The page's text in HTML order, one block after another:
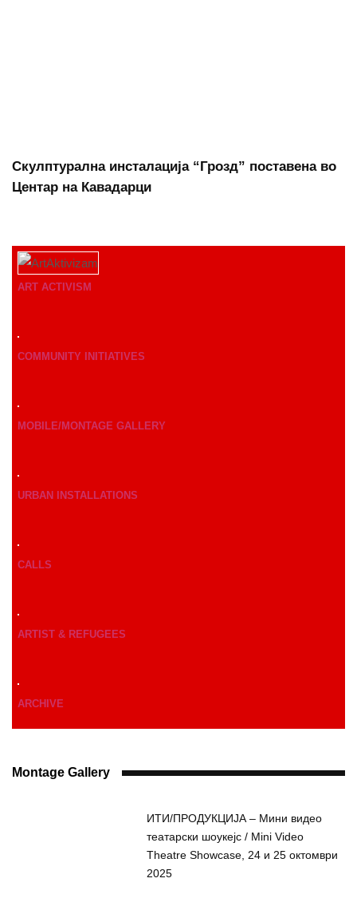
Скулптурална инсталација “Грозд” поставена во
Центар на Кавадарци
ART ACTIVISM
COMMUNITY INITIATIVES
MOBILE/MONTAGE GALLERY
URBAN INSTALLATIONS
CALLS
ARTIST & REFUGEES
ARCHIVE
Montage Gallery
ИТИ/ПРОДУКЦИЈА – Мини видео
театарски шоукејс / Mini Video
Theatre Showcase, 24 и 25 октомври
2025